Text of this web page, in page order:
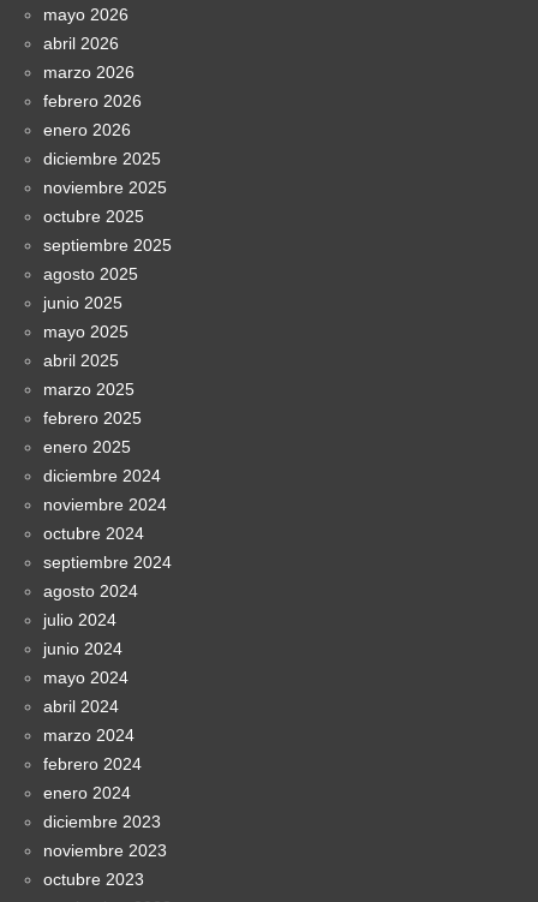
mayo 2026
abril 2026
marzo 2026
febrero 2026
enero 2026
diciembre 2025
noviembre 2025
octubre 2025
septiembre 2025
agosto 2025
junio 2025
mayo 2025
abril 2025
marzo 2025
febrero 2025
enero 2025
diciembre 2024
noviembre 2024
octubre 2024
septiembre 2024
agosto 2024
julio 2024
junio 2024
mayo 2024
abril 2024
marzo 2024
febrero 2024
enero 2024
diciembre 2023
noviembre 2023
octubre 2023